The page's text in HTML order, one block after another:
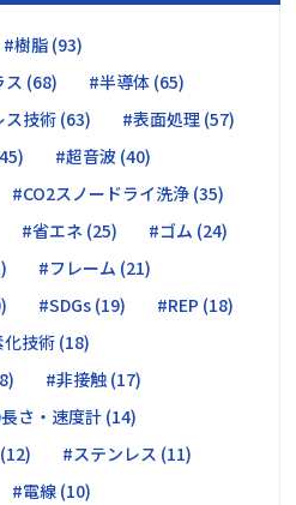
#樹脂 (93)
ス (68)
#半導体 (65)
ス技術 (63)
#表面処理 (57)
#超音波 (40)
#CO2スノードライ洗浄 (35)
#省エネ (25)
#ゴム (24)
#フレーム (21)
#SDGs (19)
#REP (18)
技術 (18)
#非接触 (17)
さ・速度計 (14)
#ステンレス (11)
#電線 (10)